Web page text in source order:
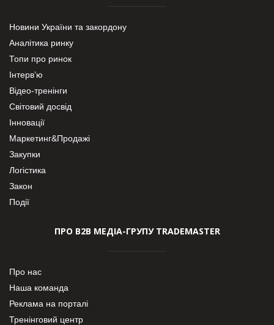
Новини України та закордону
Аналітика ринку
Топи про ринок
Інтерв’ю
Відео-тренінги
Світовий досвід
Інновації
Маркетинг&Продажі
Закупки
Логістика
Закон
Події
ПРО В2В МЕДІА-ГРУПУ TRADEMASTER
Про нас
Наша команда
Реклама на порталі
Тренінговий центр